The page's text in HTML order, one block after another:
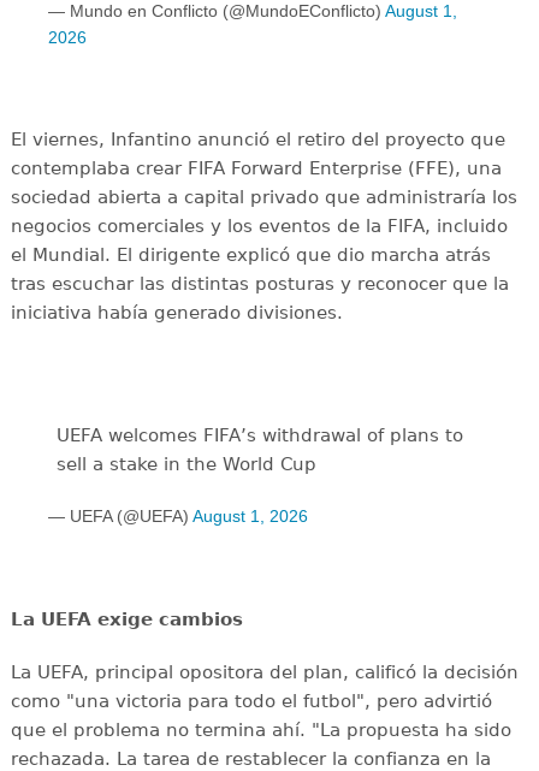
— Mundo en Conflicto (@MundoEConflicto) August 1,
2026
El viernes, Infantino anunció el retiro del proyecto que
contemplaba crear FIFA Forward Enterprise (FFE), una
sociedad abierta a capital privado que administraría los
negocios comerciales y los eventos de la FIFA, incluido
el Mundial. El dirigente explicó que dio marcha atrás
tras escuchar las distintas posturas y reconocer que la
iniciativa había generado divisiones.
UEFA welcomes FIFA’s withdrawal of plans to
sell a stake in the World Cup
— UEFA (@UEFA) August 1, 2026
La UEFA exige cambios
La UEFA, principal opositora del plan, calificó la decisión
como "una victoria para todo el futbol", pero advirtió
que el problema no termina ahí. "La propuesta ha sido
rechazada. La tarea de restablecer la confianza en la